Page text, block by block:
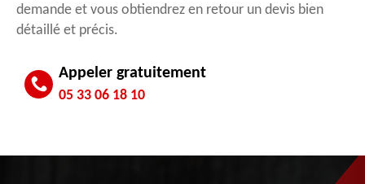
demande et vous obtiendrez en retour un devis bien
détaillé et précis.
Appeler gratuitement
05 33 06 18 10